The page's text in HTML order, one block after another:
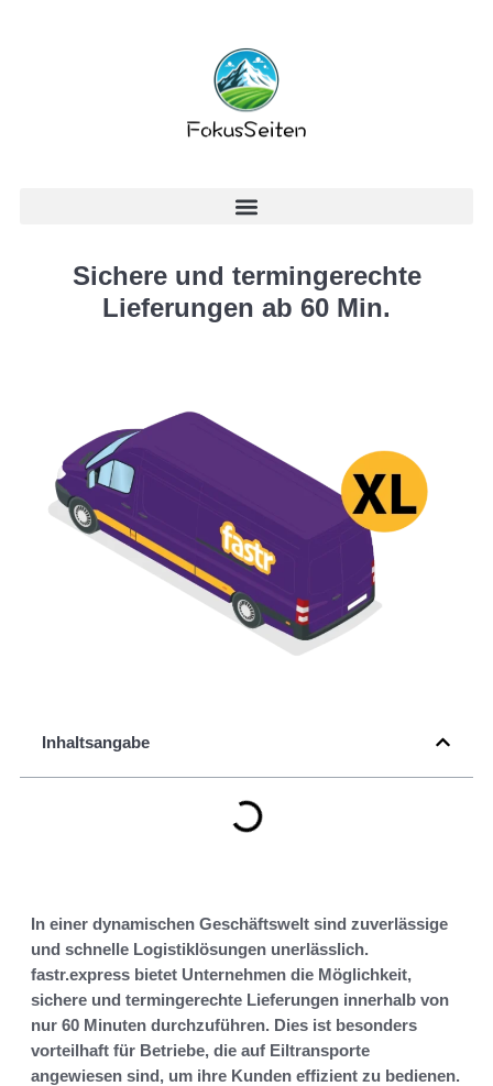
Sichere und termingerechte
Lieferungen ab 60 Min.
Inhaltsangabe
In einer dynamischen Geschäftswelt sind zuverlässige
und schnelle Logistiklösungen unerlässlich.
fastr.express bietet Unternehmen die Möglichkeit,
sichere und termingerechte Lieferungen innerhalb von
nur 60 Minuten durchzuführen. Dies ist besonders
vorteilhaft für Betriebe, die auf Eiltransporte
angewiesen sind, um ihre Kunden effizient zu bedienen.